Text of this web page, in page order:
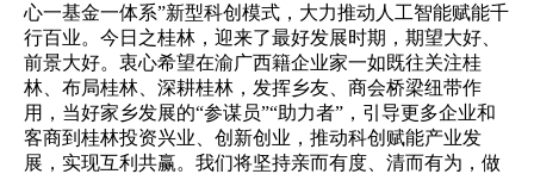
心一基金一体系”新型科创模式，大力推动人工智能赋能千
行百业。今日之桂林，迎来了最好发展时期，期望大好、
前景大好。衷心希望在渝广西籍企业家一如既往关注桂
林、布局桂林、深耕桂林，发挥乡友、商会桥梁纽带作
用，当好家乡发展的“参谋员”“助力者”，引导更多企业和
客商到桂林投资兴业、创新创业，推动科创赋能产业发
展，实现互利共赢。我们将坚持亲而有度、清而有为，做